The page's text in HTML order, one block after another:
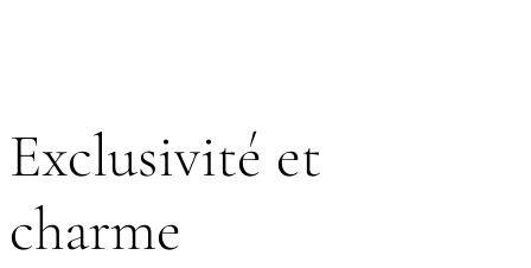
Exclusivité et
charme